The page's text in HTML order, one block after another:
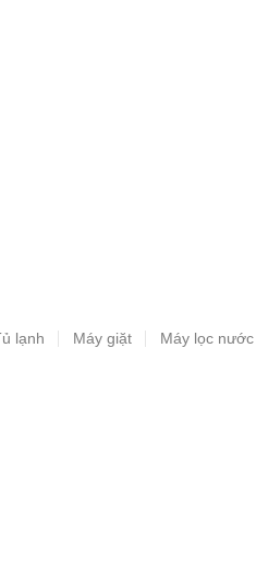
lạnh Máy giặt Máy lọc nước